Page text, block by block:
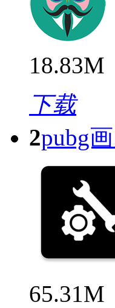
18.83M
下载
2pubg
65.31M